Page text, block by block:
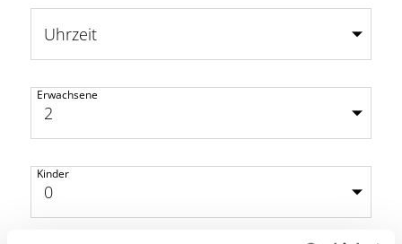
Uhrzeit
Erwachsene
Kinder